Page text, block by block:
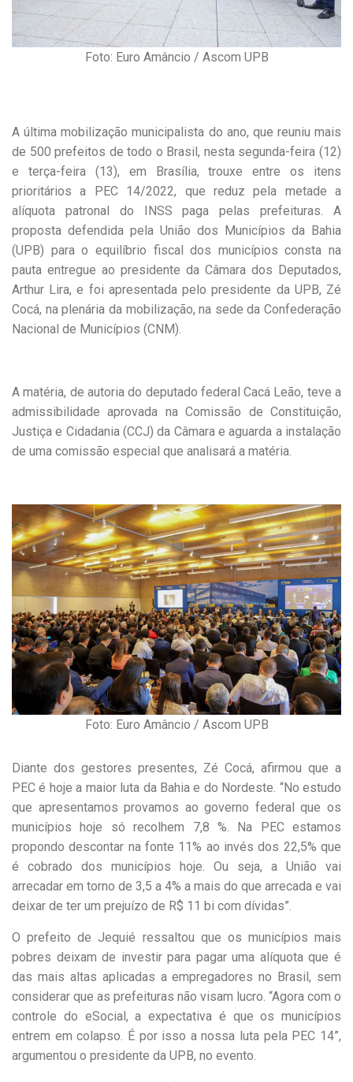
Foto: Euro Amâncio / Ascom UPB
A última mobilização municipalista do ano, que reuniu mais
de 500 prefeitos de todo o Brasil, nesta segunda-feira (12)
e terça-feira (13), em Brasília, trouxe entre os itens
prioritários a PEC 14/2022, que reduz pela metade a
alíquota patronal do INSS paga pelas prefeituras. A
proposta defendida pela União dos Municípios da Bahia
(UPB) para o equilíbrio fiscal dos municípios consta na
pauta entregue ao presidente da Câmara dos Deputados,
Arthur Lira, e foi apresentada pelo presidente da UPB, Zé
Cocá, na plenária da mobilização, na sede da Confederação
Nacional de Municípios (CNM).
A matéria, de autoria do deputado federal Cacá Leão, teve a
admissibilidade aprovada na Comissão de Constituição,
Justiça e Cidadania (CCJ) da Câmara e aguarda a instalação
de uma comissão especial que analisará a matéria.
Foto: Euro Amâncio / Ascom UPB
Diante dos gestores presentes, Zé Cocá, afirmou que a
PEC é hoje a maior luta da Bahia e do Nordeste. “No estudo
que apresentamos provamos ao governo federal que os
municípios hoje só recolhem 7,8 %. Na PEC estamos
propondo descontar na fonte 11% ao invés dos 22,5% que
é cobrado dos municípios hoje. Ou seja, a União vai
arrecadar em torno de 3,5 a 4% a mais do que arrecada e vai
deixar de ter um prejuízo de R$ 11 bi com dívidas”.
O prefeito de Jequié ressaltou que os municípios mais
pobres deixam de investir para pagar uma alíquota que é
das mais altas aplicadas a empregadores no Brasil, sem
considerar que as prefeituras não visam lucro. “Agora com o
controle do eSocial, a expectativa é que os municípios
entrem em colapso. É por isso a nossa luta pela PEC 14”,
argumentou o presidente da UPB, no evento.